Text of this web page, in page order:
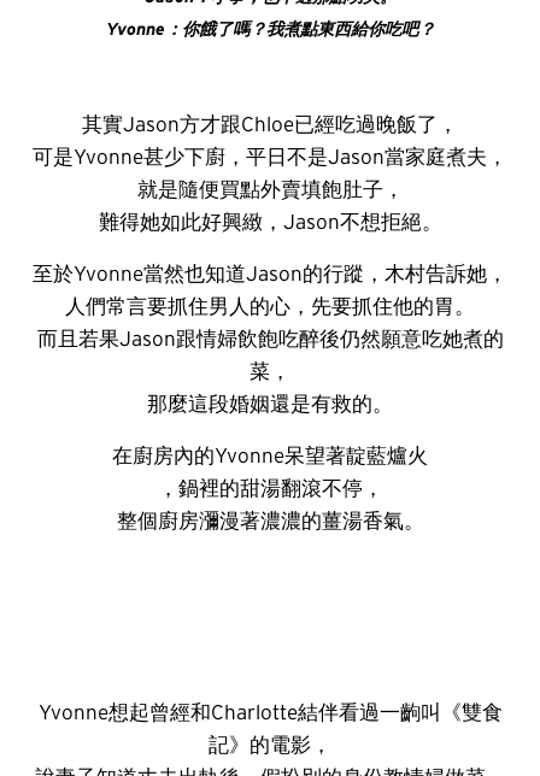
Yvonne ：你餓了嗎？我煮點東西給你吃吧？
其實Jason方才跟Chloe已經吃過晚飯了，
可是Yvonne甚少下廚，平日不是Jason當家庭煮夫，
就是隨便買點外賣填飽肚子，
難得她如此好興緻，Jason不想拒絕。
至於Yvonne當然也知道Jason的行蹤，木村告訴她，
人們常言要抓住男人的心，先要抓住他的胃。
而且若果Jason跟情婦飲飽吃醉後仍然願意吃她煮的
菜，
那麼這段婚姻還是有救的。
在廚房內的Yvonne呆望著靛藍爐火
，鍋裡的甜湯翻滾不停，
整個廚房瀰漫著濃濃的薑湯香氣。
Yvonne想起曾經和Charlotte結伴看過一齣叫《雙食
記》的電影，